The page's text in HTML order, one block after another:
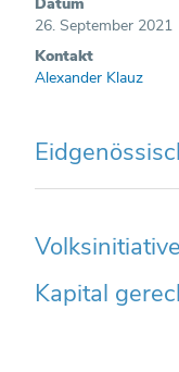
26. September 2021
Kontakt
Alexander Klauz
Kapital